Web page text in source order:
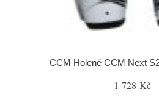
CCM Holeně CCM Next
1 728 Kč